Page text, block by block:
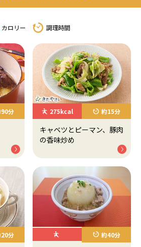
カロリー 調理時間
分 275kcal 約15分
キャベツとピーマン、豚肉
の香味炒め
分 約40分